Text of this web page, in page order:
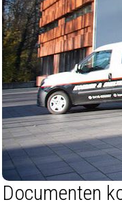
Documenten